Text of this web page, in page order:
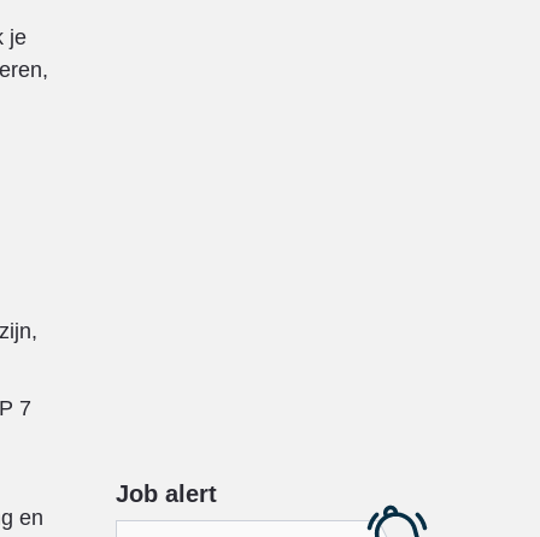
je
7
en
Job alert